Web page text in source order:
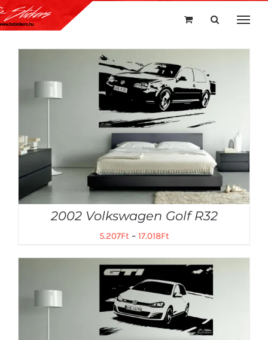
Kihagyás
2002 Volkswagen Golf R32
5.207Ft– 17.018Ft